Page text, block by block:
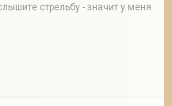
стрельбу - значит у меня